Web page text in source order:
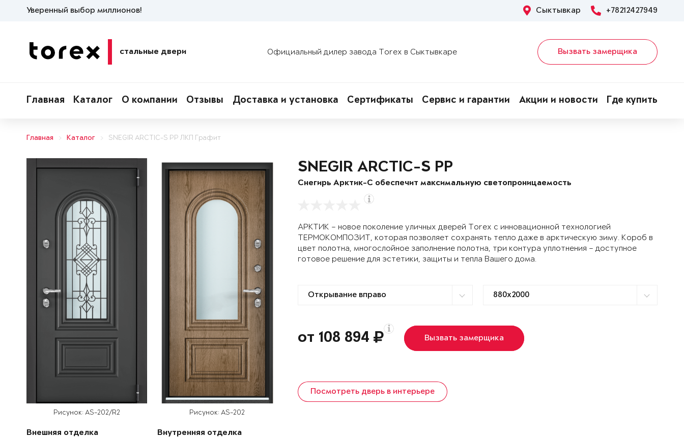
Уверенный выбор миллионов! Сыктывкар +78212427949
стальные двери Официальный дилер завода Torex в Сыктывкаре Вызвать замерщика
Главная Каталог О компании Отзывы Доставка и установка Сертификаты Сервис и гарантии Акции и новости Где купить
Главная Каталог SNEGIR ARCTIC-S PP ЛКП Графит
Рисунок: AS-202/R2
Внешняя отделка
Рисунок: AS-202
Внутренняя отделка
SNEGIR ARCTIC-S PP
Снегирь Арктик-С обеспечит максимальную светопроницаемость
АРКТИК – новое поколение уличных дверей Torex с инновационной технологией
ТЕРМОКОМПОЗИТ, которая позволяет сохранять тепло даже в арктическую зиму. Короб в
цвет полотна, многослойное заполнение полотна, три контура уплотнения – доступное
готовое решение для эстетики, защиты и тепла Вашего дома.
от 108 894 Вызвать замерщика
Посмотреть дверь в интерьере